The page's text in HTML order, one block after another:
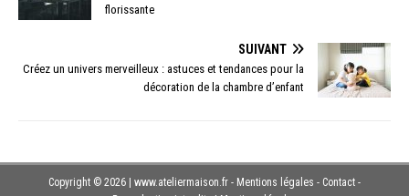
florissante
SUIVANT
Créez un univers merveilleux : astuces et tendances pour la
décoration de la chambre d’enfant
Copyright © 2026 | www.ateliermaison.fr - Mentions légales - Contact -